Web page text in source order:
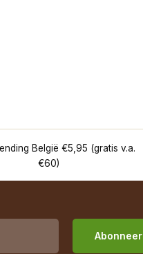
België €5,95 (gratis v.a.
€60)
Abonneer